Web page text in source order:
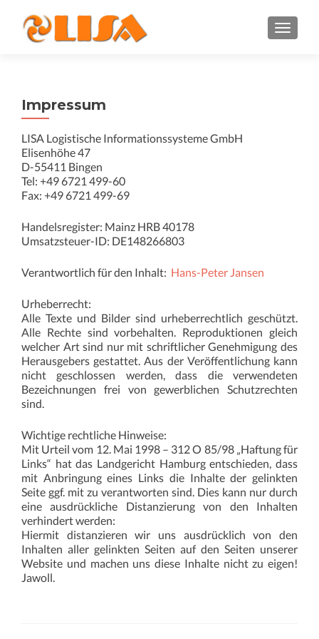
Schalte
Impressum
LISA Logistische Informationssysteme GmbH
Elisenhöhe 47
D-55411 Bingen
Tel: +49 6721 499-60
Fax: +49 6721 499-69
Handelsregister: Mainz HRB 40178
Umsatzsteuer-ID: DE148266803
Verantwortlich für den Inhalt: Hans-Peter Jansen
Urheberrecht:
Alle Texte und Bilder sind urheberrechtlich geschützt.
Alle Rechte sind vorbehalten. Reproduktionen gleich
welcher Art sind nur mit schriftlicher Genehmigung des
Herausgebers gestattet. Aus der Veröffentlichung kann
nicht geschlossen werden, dass die verwendeten
Bezeichnungen frei von gewerblichen Schutzrechten
sind.
Wichtige rechtliche Hinweise:
Mit Urteil vom 12. Mai 1998 – 312 O 85/98 „Haftung für
Links“ hat das Landgericht Hamburg entschieden, dass
mit Anbringung eines Links die Inhalte der gelinkten
Seite ggf. mit zu verantworten sind. Dies kann nur durch
eine ausdrückliche Distanzierung von den Inhalten
verhindert werden:
Hiermit distanzieren wir uns ausdrücklich von den
Inhalten aller gelinkten Seiten auf den Seiten unserer
Website und machen uns diese Inhalte nicht zu eigen!
Jawoll.